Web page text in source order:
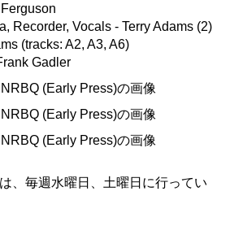
Recorder, Vocals - Terry Adams (2)
(tracks: A2, A3, A6)
Gadler
、毎週水曜日、土曜日に行ってい